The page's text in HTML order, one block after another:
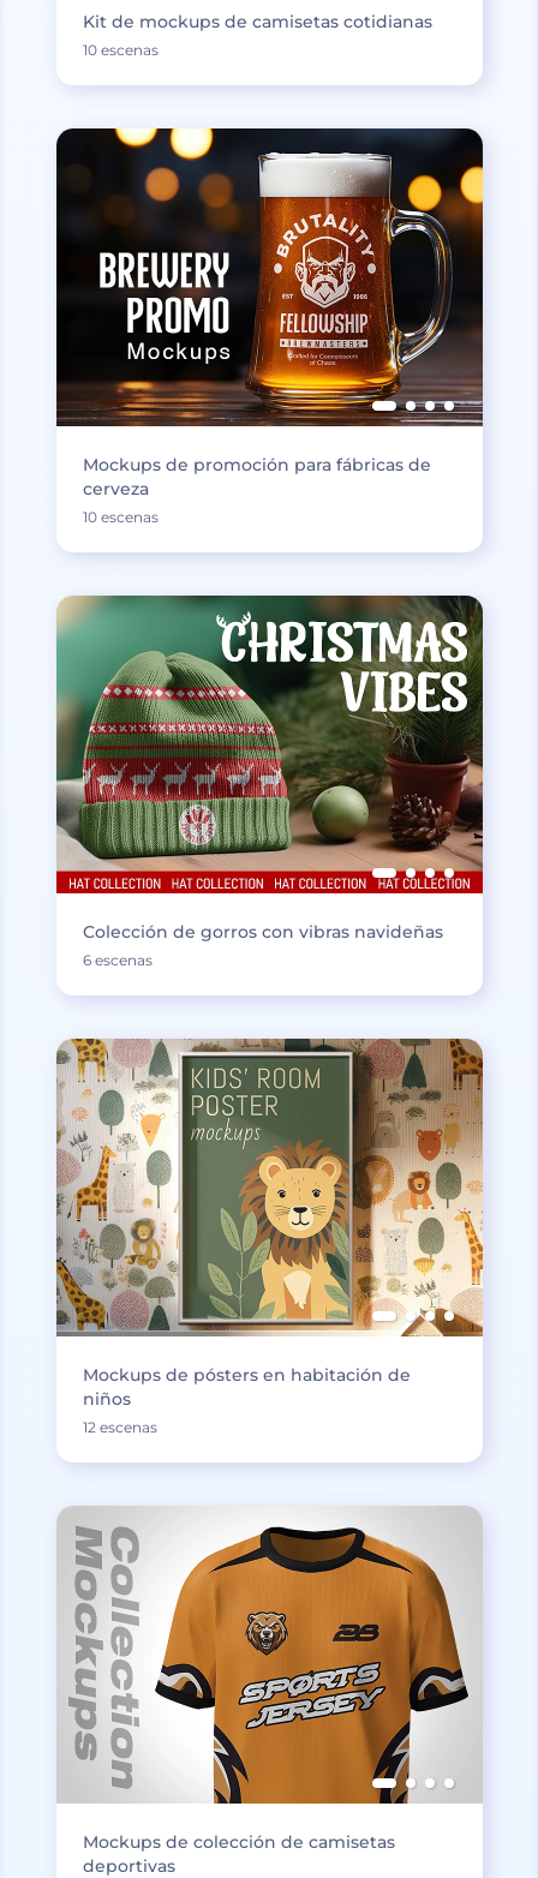
Kit de mockups de camisetas cotidianas
10 escenas
Mockups de promoción para fábricas de
cerveza
10 escenas
Colección de gorros con vibras navideñas
6 escenas
Mockups de pósters en habitación de
niños
12 escenas
Mockups de colección de camisetas
deportivas